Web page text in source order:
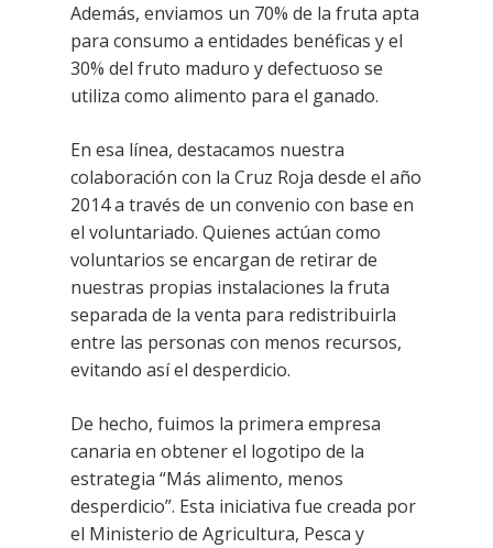
Además, enviamos un 70% de la fruta apta
para consumo a entidades benéficas y el
30% del fruto maduro y defectuoso se
utiliza como alimento para el ganado.
En esa línea, destacamos nuestra
colaboración con la Cruz Roja desde el año
2014 a través de un convenio con base en
el voluntariado. Quienes actúan como
voluntarios se encargan de retirar de
nuestras propias instalaciones la fruta
separada de la venta para redistribuirla
entre las personas con menos recursos,
evitando así el desperdicio.
De hecho, fuimos la primera empresa
canaria en obtener el logotipo de la
estrategia “Más alimento, menos
desperdicio”. Esta iniciativa fue creada por
el Ministerio de Agricultura, Pesca y